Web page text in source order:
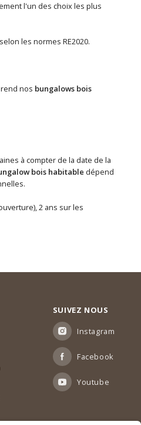
l'un des choix les plus
les normes RE2020.
nos bungalows bois
à compter de la date de la
bois habitable dépend
2 ans sur les
SUIVEZ NOUS
Instagram
Facebook
Youtube